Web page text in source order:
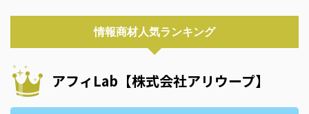
情報商材人気ランキング
アフィLab【株式会社アリウープ】